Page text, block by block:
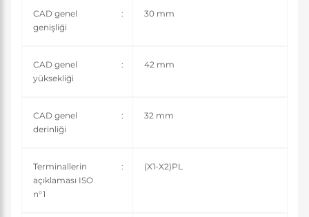
CAD genel
genişliği
: 30 mm
CAD genel
yüksekliği
: 42 mm
CAD genel
derinliği
: 32 mm
Terminallerin
açıklaması ISO
n°1
: (X1-X2)PL